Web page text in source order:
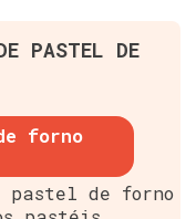
PASTEL DE
forno
pastel de forno